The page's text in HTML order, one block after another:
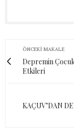
ÖNCEKI MAKALE
Depremin
Etkileri
KAÇUV’DAN